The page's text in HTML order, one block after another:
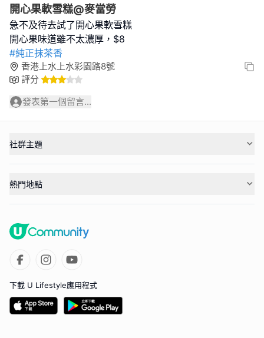
開心果軟雪糕@麥當勞
急不及待去試了開心果軟雪糕
#純正抹茶香
香港上水上水彩園路8號
評分
發表第一個留言...
社群主題
熱門地點
下載 U Lifestyle應用程式